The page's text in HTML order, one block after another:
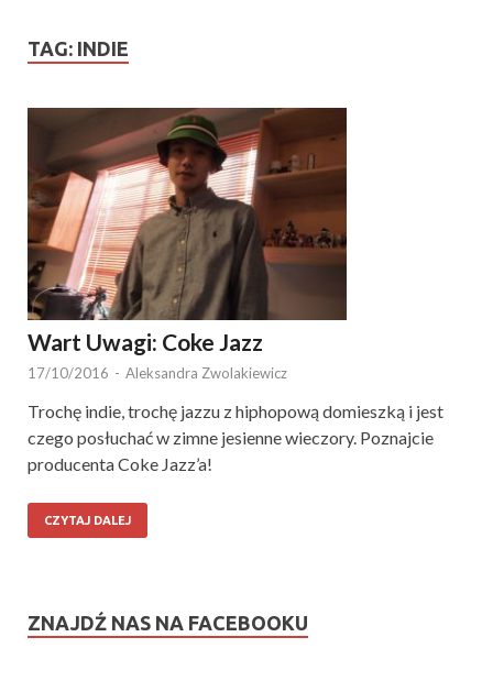
TAG: INDIE
Wart Uwagi: Coke Jazz
17/10/2016 - Aleksandra Zwolakiewicz
Trochę indie, trochę jazzu z hiphopową domieszką i jest
czego posłuchać w zimne jesienne wieczory. Poznajcie
producenta Coke Jazz’a!
CZYTAJ DALEJ
ZNAJDŹ NAS NA FACEBOOKU